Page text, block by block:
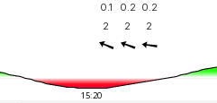
0.1 0.2 0.2
2
2 2
15:20